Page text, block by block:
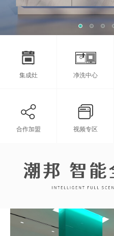
集成灶 净洗中心
合作加盟 视频专区